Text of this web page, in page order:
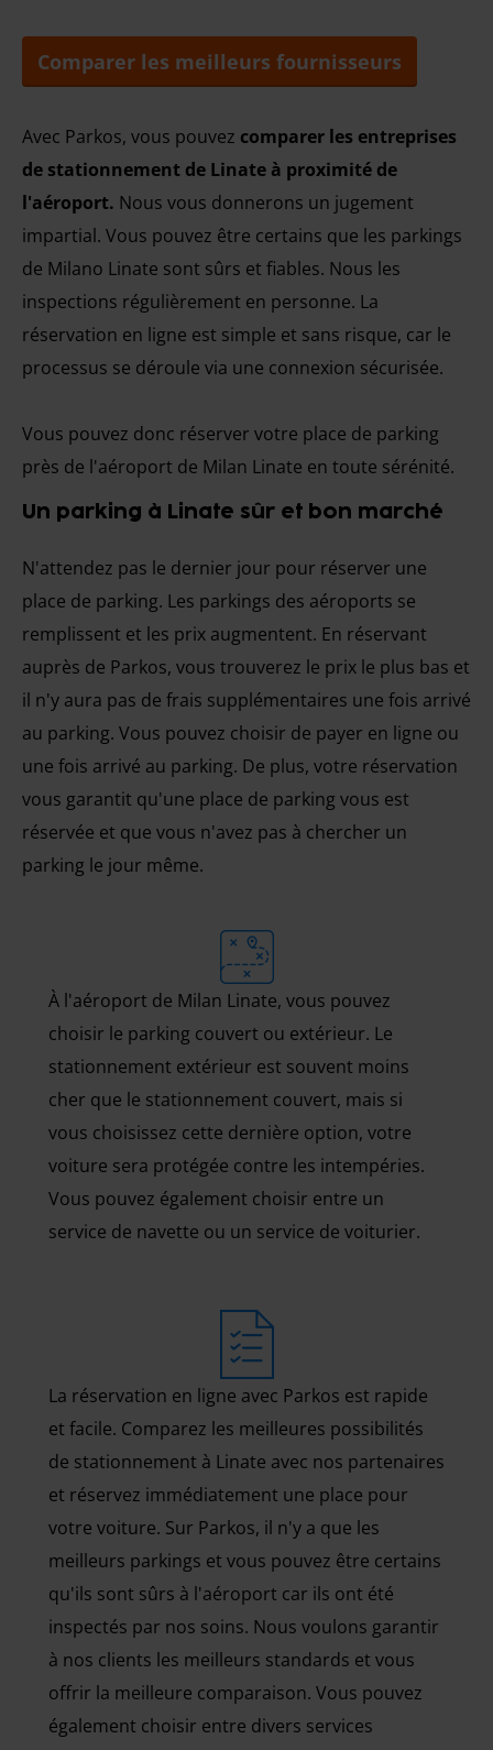
Comparer les meilleurs fournisseurs
Avec Parkos, vous pouvez comparer les entreprises
de stationnement de Linate à proximité de
l'aéroport. Nous vous donnerons un jugement
impartial. Vous pouvez être certains que les parkings
de Milano Linate sont sûrs et fiables. Nous les
inspections régulièrement en personne. La
réservation en ligne est simple et sans risque, car le
processus se déroule via une connexion sécurisée.
Vous pouvez donc réserver votre place de parking
près de l'aéroport de Milan Linate en toute sérénité.
Un parking à Linate sûr et bon marché
N'attendez pas le dernier jour pour réserver une
place de parking. Les parkings des aéroports se
remplissent et les prix augmentent. En réservant
auprès de Parkos, vous trouverez le prix le plus bas et
il n'y aura pas de frais supplémentaires une fois arrivé
au parking. Vous pouvez choisir de payer en ligne ou
une fois arrivé au parking. De plus, votre réservation
vous garantit qu'une place de parking vous est
réservée et que vous n'avez pas à chercher un
parking le jour même.
À l'aéroport de Milan Linate, vous pouvez
choisir le parking couvert ou extérieur. Le
stationnement extérieur est souvent moins
cher que le stationnement couvert, mais si
vous choisissez cette dernière option, votre
voiture sera protégée contre les intempéries.
Vous pouvez également choisir entre un
service de navette ou un service de voiturier.
La réservation en ligne avec Parkos est rapide
et facile. Comparez les meilleures possibilités
de stationnement à Linate avec nos partenaires
et réservez immédiatement une place pour
votre voiture. Sur Parkos, il n'y a que les
meilleurs parkings et vous pouvez être certains
qu'ils sont sûrs à l'aéroport car ils ont été
inspectés par nos soins. Nous voulons garantir
à nos clients les meilleurs standards et vous
offrir la meilleure comparaison. Vous pouvez
également choisir entre divers services